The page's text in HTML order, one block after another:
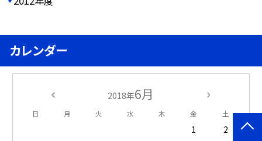
カレンダー
2018年6月
日 月 火 水 木 金 土
1 2